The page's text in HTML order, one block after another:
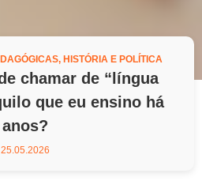
, HISTÓRIA E POLÍTICA
chamar de “língua
que eu ensino há
anos?
25.05.2026